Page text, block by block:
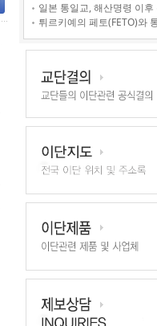
일본 통일교, 해산명령 이후
튀르키예의 페토(FETO)와